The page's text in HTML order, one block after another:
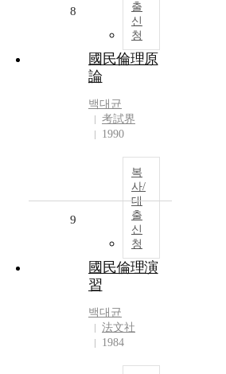
출
신
청
8
國民倫理原
論
백대균
考試界
1990
복
사/
대
출
신
청
9
國民倫理演
習
백대균
法文社
1984